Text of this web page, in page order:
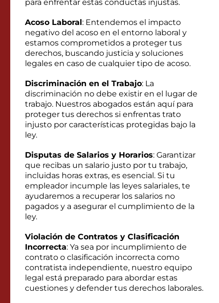
para enfrentar estas conductas injustas.
Acoso Laboral: Entendemos el impacto
negativo del acoso en el entorno laboral y
estamos comprometidos a proteger tus
derechos, buscando justicia y soluciones
legales en caso de cualquier tipo de acoso.
Discriminación en el Trabajo: La
discriminación no debe existir en el lugar de
trabajo. Nuestros abogados están aquí para
proteger tus derechos si enfrentas trato
injusto por características protegidas bajo la
ley.
Disputas de Salarios y Horarios: Garantizar
que recibas un salario justo por tu trabajo,
incluidas horas extras, es esencial. Si tu
empleador incumple las leyes salariales, te
ayudaremos a recuperar los salarios no
pagados y a asegurar el cumplimiento de la
ley.
Violación de Contratos y Clasificación
Incorrecta: Ya sea por incumplimiento de
contrato o clasificación incorrecta como
contratista independiente, nuestro equipo
legal está preparado para abordar estas
cuestiones y defender tus derechos laborales.